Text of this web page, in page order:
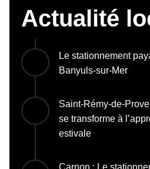
Actualité
Le stationnement
Banyuls-sur-Mer
Saint-Rémy-de-
se transforme à
estivale